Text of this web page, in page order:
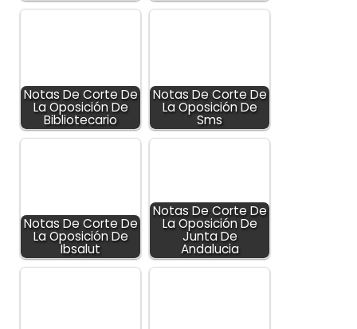
Notas De Corte De
La Oposición De
Bibliotecario
Notas De Corte De
La Oposición De
Sms
Notas De Corte De
La Oposición De
Ibsalut
Notas De Corte De
La Oposición De
Junta De
Andalucia